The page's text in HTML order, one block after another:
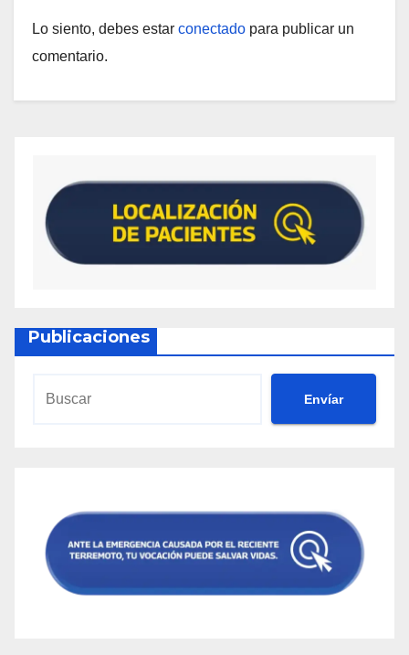
Lo siento, debes estar conectado para publicar un
comentario.
Publicaciones
Envíar